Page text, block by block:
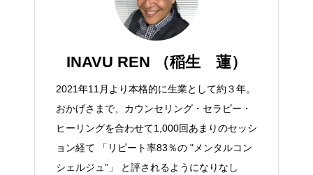
INAVU REN （稲生 蓮）
2021年11月より本格的に生業として約３年。
おかげさまで、カウンセリング・セラピー・
ヒーリングを合わせて1,000回あまりのセッシ
ョン経て 「リピート率83％の "メンタルコン
シェルジュ”」 と評されるようになりなし